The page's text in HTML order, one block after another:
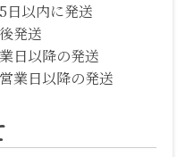
以内に発送
発送
日以降の発送
業日以降の発送